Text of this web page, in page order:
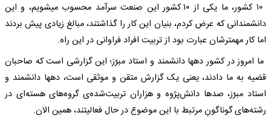
۱۰ کشور، ما یکی از ۱۰ کشور این صنعت سرآمد محسوب میشویم، و این
دانشمندانی که عرض کردم، بنیان این کار را گذاشتند، مبالغ زیادی پیش بردند
اما کار مهمترشان عبارت بود از تربیت افراد فراوانی در این راه.
ما امروز در کشور دهها دانشمند و استاد مبرّز؛ این گزارشی است که صاحبان
قضیه به ما دادند، یعنی یک گزارش متقن و موثقی است، دهها دانشمند و
استاد مبرّز، صدها دانش‌پژوه و هزاران تربیت‌شده‌ی گروه‌های هسته‌ای در
رشته‌های گوناگونِ مرتبط با این موضوع در حال فعالیتند، همین الان.